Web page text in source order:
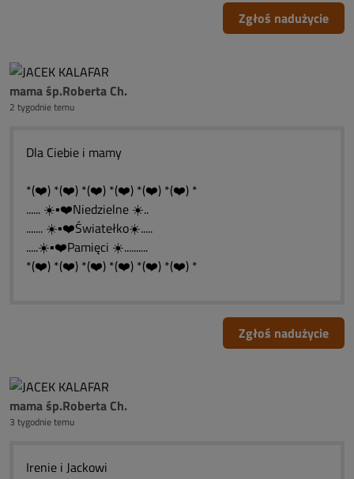
Zgłoś nadużycie
mama śp.Roberta Ch.
2 tygodnie temu
Dla Ciebie i mamy
*(❤️) *(❤️) *(❤️) *(❤️) *(❤️) *(❤️) *
...... ☀️▪️❤️Niedzielne ☀️..
....... ☀️▪️❤️Światełko☀️.....
.....☀️▪️❤️Pamięci ☀️..........
*(❤️) *(❤️) *(❤️) *(❤️) *(❤️) *(❤️) *
Zgłoś nadużycie
mama śp.Roberta Ch.
3 tygodnie temu
Irenie i Jackowi